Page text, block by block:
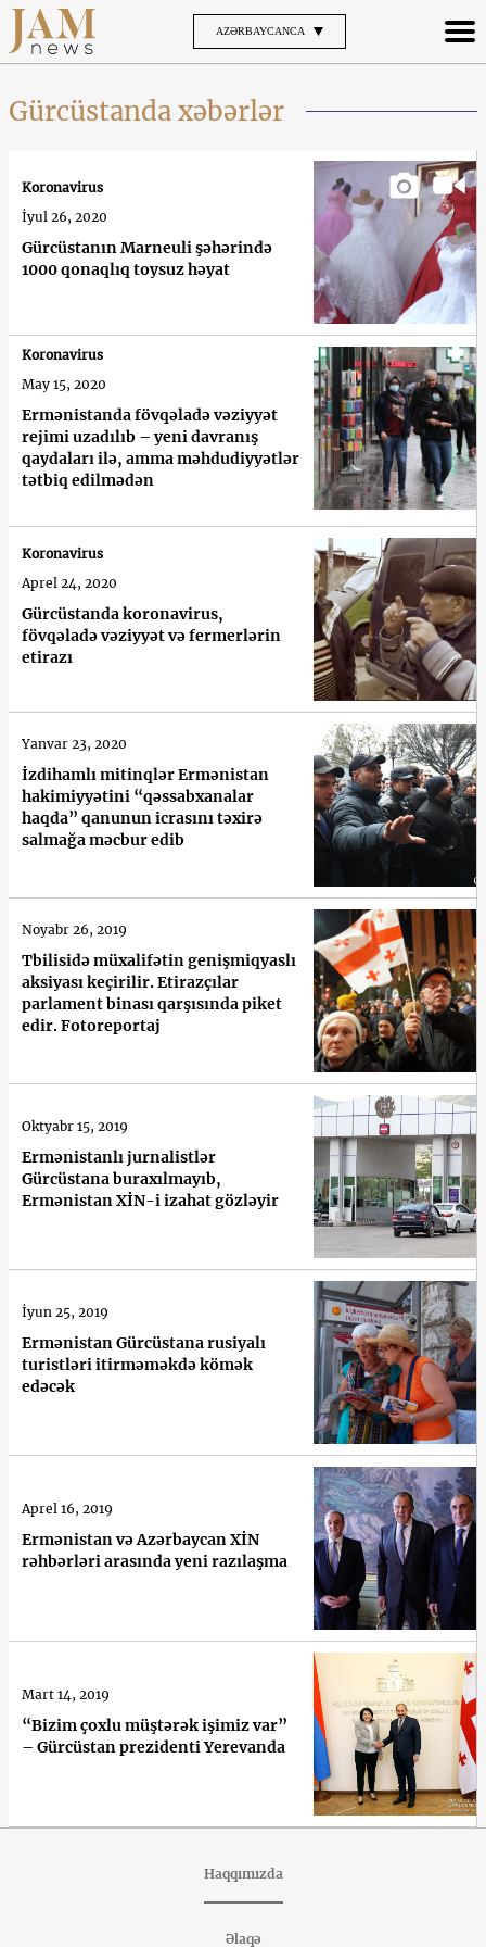
AZƏRBAYCANCA
Gürcüstanda xəbərlər
Gürcüstanın Marneuli şəhərində
1000 qonaqlıq toysuz həyat
Koronavirus
İyul 26, 2020
Ermənistanda fövqəladə vəziyyət
rejimi uzadılıb – yeni davranış
qaydaları ilə, amma məhdudiyyətlər
tətbiq edilmədən
Koronavirus
May 15, 2020
Gürcüstanda koronavirus,
fövqəladə vəziyyət və fermerlərin
etirazı
Koronavirus
Aprel 24, 2020
İzdihamlı mitinqlər Ermənistan
hakimiyyətini “qəssabxanalar
haqda” qanunun icrasını təxirə
salmağa məcbur edib
Yanvar 23, 2020
Tbilisidə müxalifətin genişmiqyaslı
aksiyası keçirilir. Etirazçılar
parlament binası qarşısında piket
edir. Fotoreportaj
Noyabr 26, 2019
Ermənistanlı jurnalistlər
Gürcüstana buraxılmayıb,
Ermənistan XİN-i izahat gözləyir
Oktyabr 15, 2019
Ermənistan Gürcüstana rusiyalı
turistləri itirməməkdə kömək
edəcək
İyun 25, 2019
Ermənistan və Azərbaycan XİN
rəhbərləri arasında yeni razılaşma
Aprel 16, 2019
“Bizim çoxlu müştərək işimiz var”
– Gürcüstan prezidenti Yerevanda
Mart 14, 2019
Haqqımızda
Əlaqə